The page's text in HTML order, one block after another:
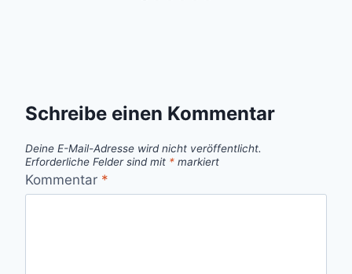
Schreibe einen Kommentar
Deine E-Mail-Adresse wird nicht veröffentlicht.
Erforderliche Felder sind mit * markiert
Kommentar *